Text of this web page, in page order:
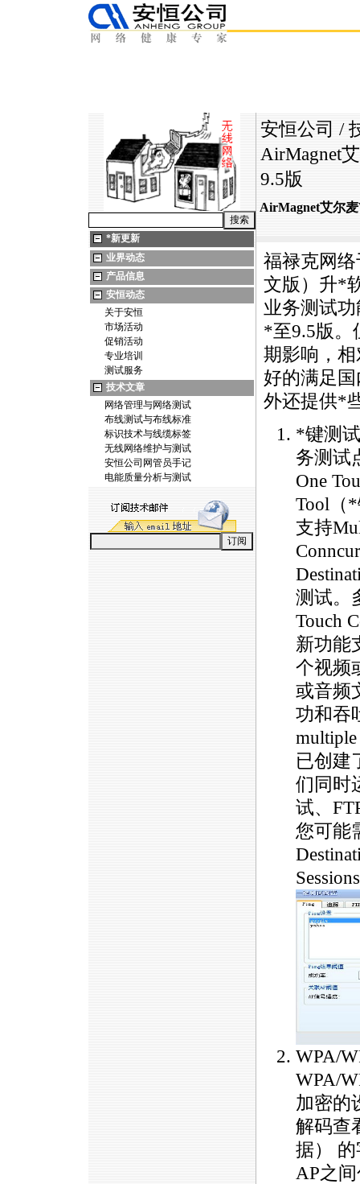
*新更新
业界动态
产品信息
安恒动态
关于安恒
市场活动
促销活动
专业培训
测试服务
技术文章
网络管理与网络测试
布线测试与布线标准
标识技术与线缆标签
无线网络维护与测试
安恒公司网管员手记
电能质量分析与测试
安恒公司 /
AirMagnet
9.5版
AirMagnet艾尔
福禄克网
文版）升*
业务测试
*至9.5版。
期影响，
好的满足
外还提供*
*键测
务测试
One
Tool（*
支持
测试。
Touch
新功能
个视频
或音频
功和吞
已创建
们同时
试、
您可能
WPA/
WPA/
加密的
解码查
据）
AP之